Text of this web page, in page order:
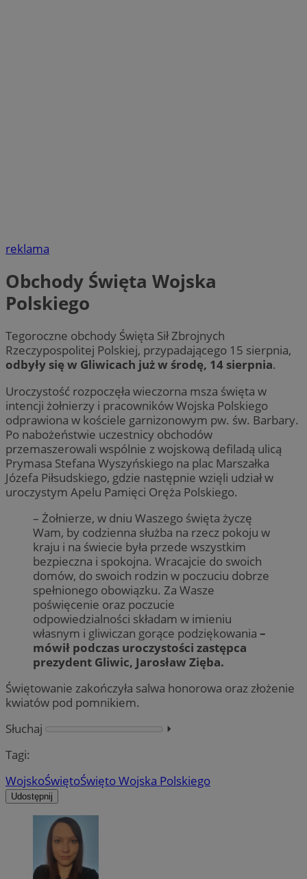
reklama
Obchody Święta Wojska
Polskiego
Tegoroczne obchody Święta Sił Zbrojnych
Rzeczypospolitej Polskiej, przypadającego 15 sierpnia,
odbyły się w Gliwicach już w środę, 14 sierpnia.
Uroczystość rozpoczęła wieczorna msza święta w
intencji żołnierzy i pracowników Wojska Polskiego
odprawiona w kościele garnizonowym pw. św. Barbary.
Po nabożeństwie uczestnicy obchodów
przemaszerowali wspólnie z wojskową defiladą ulicą
Prymasa Stefana Wyszyńskiego na plac Marszałka
Józefa Piłsudskiego, gdzie następnie wzięli udział w
uroczystym Apelu Pamięci Oręża Polskiego.
– Żołnierze, w dniu Waszego święta życzę
Wam, by codzienna służba na rzecz pokoju w
kraju i na świecie była przede wszystkim
bezpieczna i spokojna. Wracajcie do swoich
domów, do swoich rodzin w poczuciu dobrze
spełnionego obowiązku. Za Wasze
poświęcenie oraz poczucie
odpowiedzialności składam w imieniu
własnym i gliwiczan gorące podziękowania –
mówił podczas uroczystości zastępca
prezydent Gliwic, Jarosław Zięba.
Świętowanie zakończyła salwa honorowa oraz złożenie
kwiatów pod pomnikiem.
Słuchaj
⏵︎
Tagi:
WojskoŚwiętoŚwięto Wojska Polskiego
Udostępnij